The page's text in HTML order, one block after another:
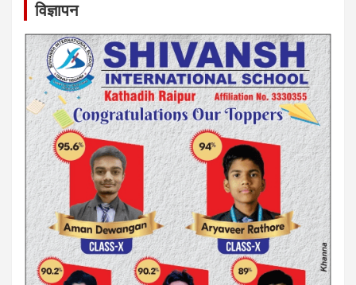
विज्ञापन